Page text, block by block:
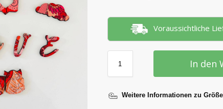
Voraussichtliche
In den
Weitere Informationen zu